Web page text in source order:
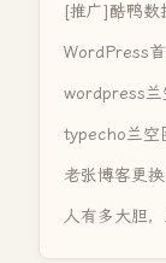
[推广]酷鸭数
WordPress
wordpress兰
typecho兰空
老张博客更换
人有多大胆